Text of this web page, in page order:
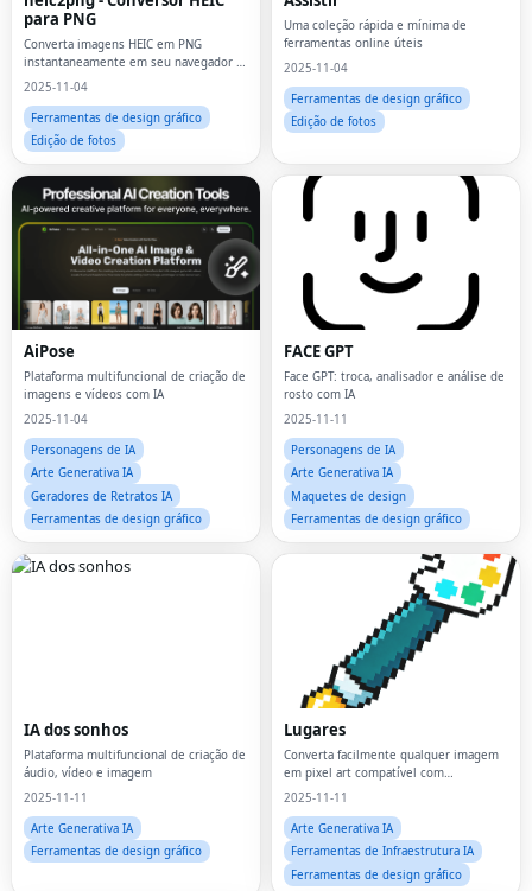
para PNG
Converta imagens HEIC em PNG
instantaneamente em seu navegador -
ilimitado e gratuito.Processa
privado.Conversão rápida em lote com
resultados instantâneos.
2025-11-04
Ferramentas de design gráfico
Edição de fotos
Uma coleção rápida e mínima de
ferramentas online úteis
2025-11-04
Ferramentas de design gráfico
Edição de fotos
AiPose
Plataforma multifuncional de criação de
imagens e vídeos com IA
2025-11-04
Personagens de IA
Arte Generativa IA
Geradores de Retratos IA
Ferramentas de design gráfico
FACE GPT
Face GPT: troca, analisador e análise de
rosto com IA
2025-11-11
Personagens de IA
Arte Generativa IA
Maquetes de design
Ferramentas de design gráfico
IA dos sonhos
Plataforma multifuncional de criação de
áudio, vídeo e imagem
2025-11-11
Arte Generativa IA
Ferramentas de design gráfico
Lugares
Converta facilmente qualquer imagem
em pixel art compatível com
Wplace.Combinação de cores perfeita,
processamento local que prioriza a
privacidade.Gratuito pa
2025-11-11
Arte Generativa IA
Ferramentas de Infraestrutura IA
Ferramentas de design gráfico